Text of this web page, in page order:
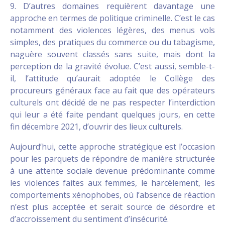
9. D’autres domaines requièrent davantage une
approche en termes de politique criminelle. C’est le cas
notamment des violences légères, des menus vols
simples, des pratiques du commerce ou du tabagisme,
naguère souvent classés sans suite, mais dont la
perception de la gravité évolue. C’est aussi, semble-t-
il, l’attitude qu’aurait adoptée le Collège des
procureurs généraux face au fait que des opérateurs
culturels ont décidé de ne pas respecter l’interdiction
qui leur a été faite pendant quelques jours, en cette
fin décembre 2021, d’ouvrir des lieux culturels.
Aujourd’hui, cette approche stratégique est l’occasion
pour les parquets de répondre de manière structurée
à une attente sociale devenue prédominante comme
les violences faites aux femmes, le harcèlement, les
comportements xénophobes, où l’absence de réaction
n’est plus acceptée et serait source de désordre et
d’accroissement du sentiment d’insécurité.